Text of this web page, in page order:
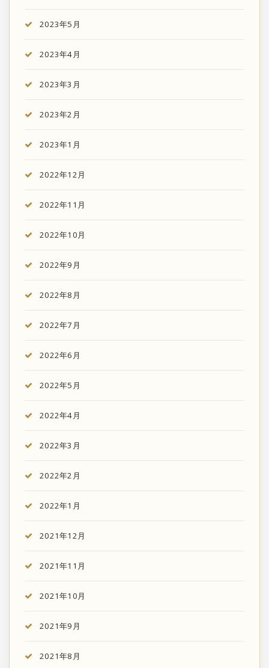
2023年5月
2023年4月
2023年3月
2023年2月
2023年1月
2022年12月
2022年11月
2022年10月
2022年9月
2022年8月
2022年7月
2022年6月
2022年5月
2022年4月
2022年3月
2022年2月
2022年1月
2021年12月
2021年11月
2021年10月
2021年9月
2021年8月